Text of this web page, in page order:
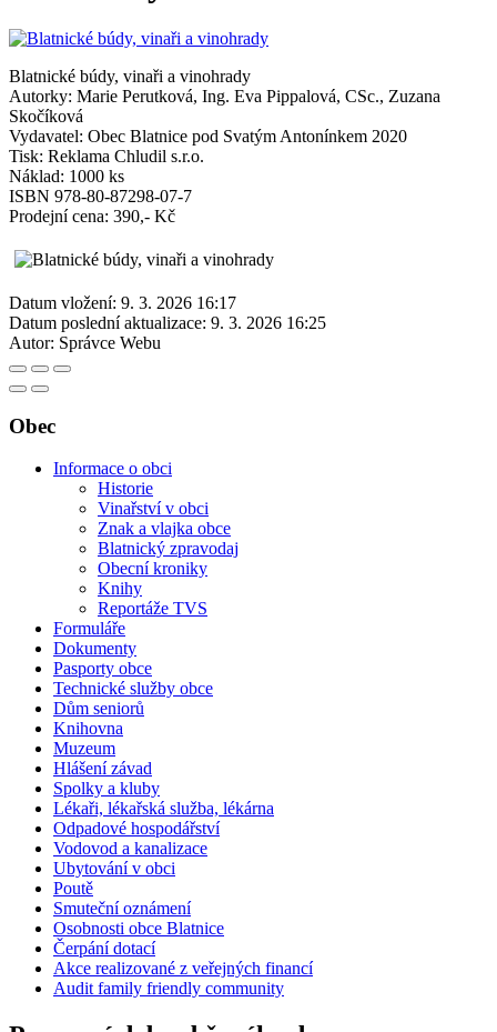
Blatnické búdy, vinaři a vinohrady
Autorky: Marie Perutková, Ing. Eva Pippalová, CSc., Zuzana
Skočíková
Vydavatel: Obec Blatnice pod Svatým Antonínkem 2020
Tisk: Reklama Chludil s.r.o.
Náklad: 1000 ks
ISBN 978-80-87298-07-7
Prodejní cena: 390,- Kč
Datum vložení: 9. 3. 2026 16:17
Datum poslední aktualizace: 9. 3. 2026 16:25
Autor: Správce Webu
Obec
Informace o obci
Historie
Vinařství v obci
Znak a vlajka obce
Blatnický zpravodaj
Obecní kroniky
Knihy
Reportáže TVS
Formuláře
Dokumenty
Pasporty obce
Technické služby obce
Dům seniorů
Knihovna
Muzeum
Hlášení závad
Spolky a kluby
Lékaři, lékařská služba, lékárna
Odpadové hospodářství
Vodovod a kanalizace
Ubytování v obci
Poutě
Smuteční oznámení
Osobnosti obce Blatnice
Čerpání dotací
Akce realizované z veřejných financí
Audit family friendly community